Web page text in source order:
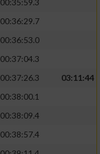
00:35:59.3
00:36:29.7
00:36:53.0
00:37:04.3
00:37:26.3
03:11:44
00:38:00.1
00:38:09.4
00:38:57.4